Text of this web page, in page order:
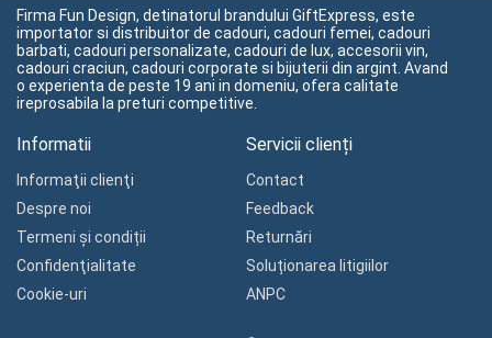
Firma Fun Design, detinatorul brandului GiftExpress, este
importator si distribuitor de cadouri, cadouri femei, cadouri
barbati, cadouri personalizate, cadouri de lux, accesorii vin,
cadouri craciun, cadouri corporate si bijuterii din argint. Avand
o experienta de peste 19 ani in domeniu, ofera calitate
ireprosabila la preturi competitive.
Informatii
Informaţii clienţi
Despre noi
Termeni și condiții
Confidenţialitate
Cookie-uri
Servicii clienți
Contact
Feedback
Returnări
Soluționarea litigiilor
ANPC